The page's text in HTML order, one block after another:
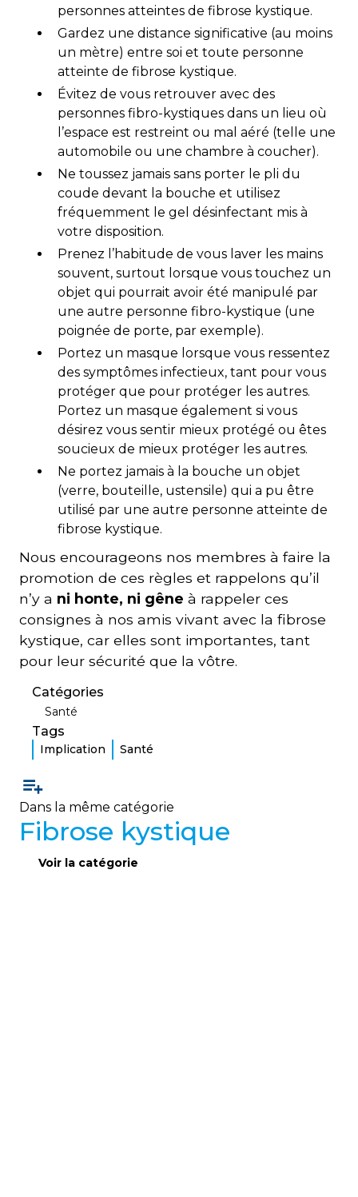
personnes atteintes de fibrose kystique.
Gardez une distance significative (au moins
un mètre) entre soi et toute personne
atteinte de fibrose kystique.
Évitez de vous retrouver avec des
personnes fibro-kystiques dans un lieu où
l’espace est restreint ou mal aéré (telle une
automobile ou une chambre à coucher).
Ne toussez jamais sans porter le pli du
coude devant la bouche et utilisez
fréquemment le gel désinfectant mis à
votre disposition.
Prenez l’habitude de vous laver les mains
souvent, surtout lorsque vous touchez un
objet qui pourrait avoir été manipulé par
une autre personne fibro-kystique (une
poignée de porte, par exemple).
Portez un masque lorsque vous ressentez
des symptômes infectieux, tant pour vous
protéger que pour protéger les autres.
Portez un masque également si vous
désirez vous sentir mieux protégé ou êtes
soucieux de mieux protéger les autres.
Ne portez jamais à la bouche un objet
(verre, bouteille, ustensile) qui a pu être
utilisé par une autre personne atteinte de
fibrose kystique.
Nous encourageons nos membres à faire la
promotion de ces règles et rappelons qu’il
n’y a ni honte, ni gêne à rappeler ces
consignes à nos amis vivant avec la fibrose
kystique, car elles sont importantes, tant
pour leur sécurité que la vôtre.
Catégories
Santé
Tags
Implication Santé
Dans la même catégorie
Fibrose kystique
Voir la catégorie